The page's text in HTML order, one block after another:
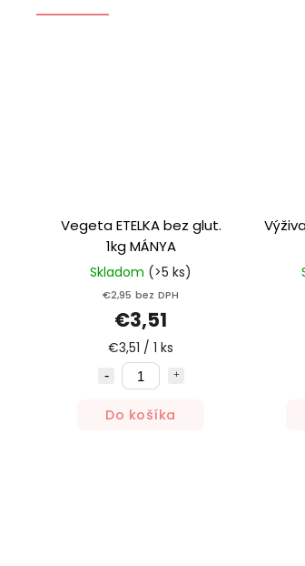
Vegeta ETELKA bez glut.
1kg MÁNYA
Skladom (>5 ks)
€2,95 bez DPH
€3,51
€3,51 / 1 ks
Do košíka